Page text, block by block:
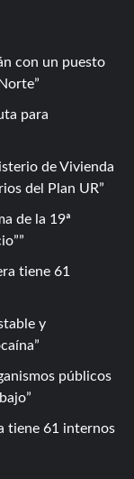
con un puesto
para
de Vivienda
del Plan UR
de la 19ª
tiene 61
y
públicos
tiene 61 internos